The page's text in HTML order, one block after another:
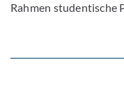
Rahmen studentische